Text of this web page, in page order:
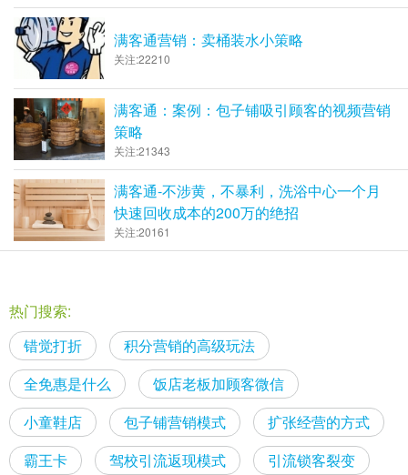
满客通营销：卖桶装水小策略
关注:22210
满客通：案例：包子铺吸引顾客的视频营销
策略
关注:21343
满客通-不涉黄，不暴利，洗浴中心一个月
快速回收成本的200万的绝招
关注:20161
热门搜索:
错觉打折
积分营销的高级玩法
全免惠是什么
饭店老板加顾客微信
小童鞋店
包子铺营销模式
扩张经营的方式
霸王卡
驾校引流返现模式
引流锁客裂变